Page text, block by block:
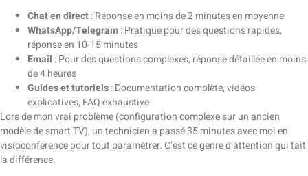
Chat en direct: Réponse en moins de 2 minutes en moyenne
WhatsApp/Telegram: Pratique pour des questions rapides,
réponse en 10-15 minutes
Email : Pour des questions complexes, réponse détaillée en moins
de 4 heures
Guides et tutoriels: Documentation complète, vidéos
explicatives, FAQ exhaustive
Lors de mon vrai problème (configuration complexe sur un ancien
modèle de smart TV), un technicien a passé 35 minutes avec moi en
visioconférence pour tout paramétrer. C’est ce genre d’attention qui fait
la différence.